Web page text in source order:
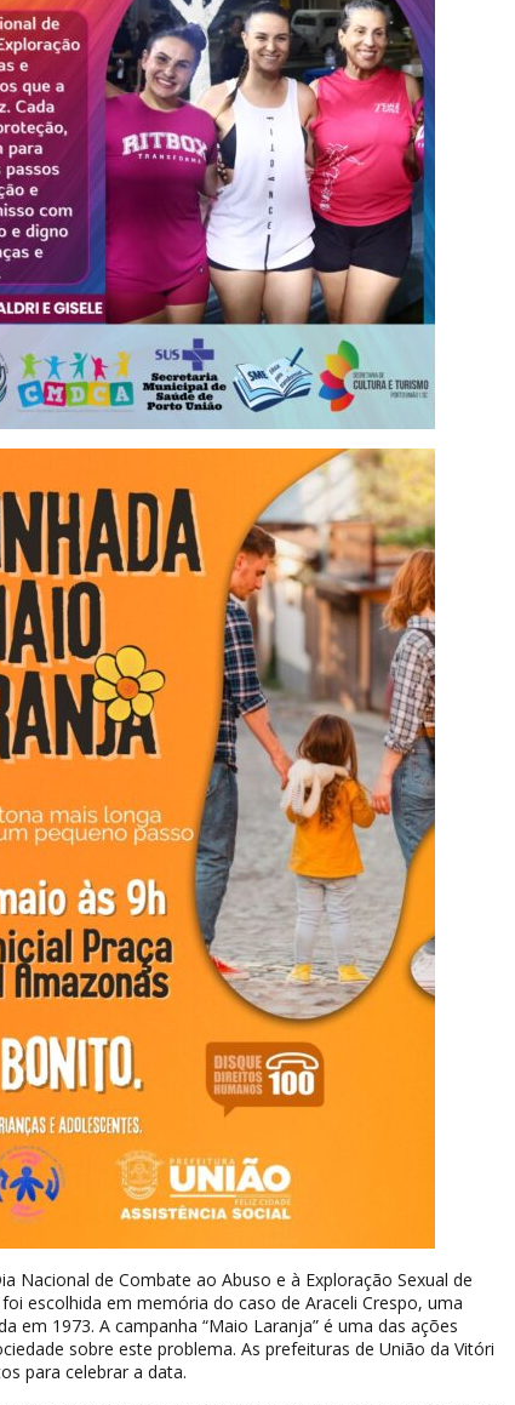
Nacional de Combate ao Abuso e à Exploração Sexual de
escolhida em memória do caso de Araceli Crespo, uma
em 1973. A campanha “Maio Laranja” é uma das ações
sobre este problema. As prefeituras de União da Vitóri
para celebrar a data.